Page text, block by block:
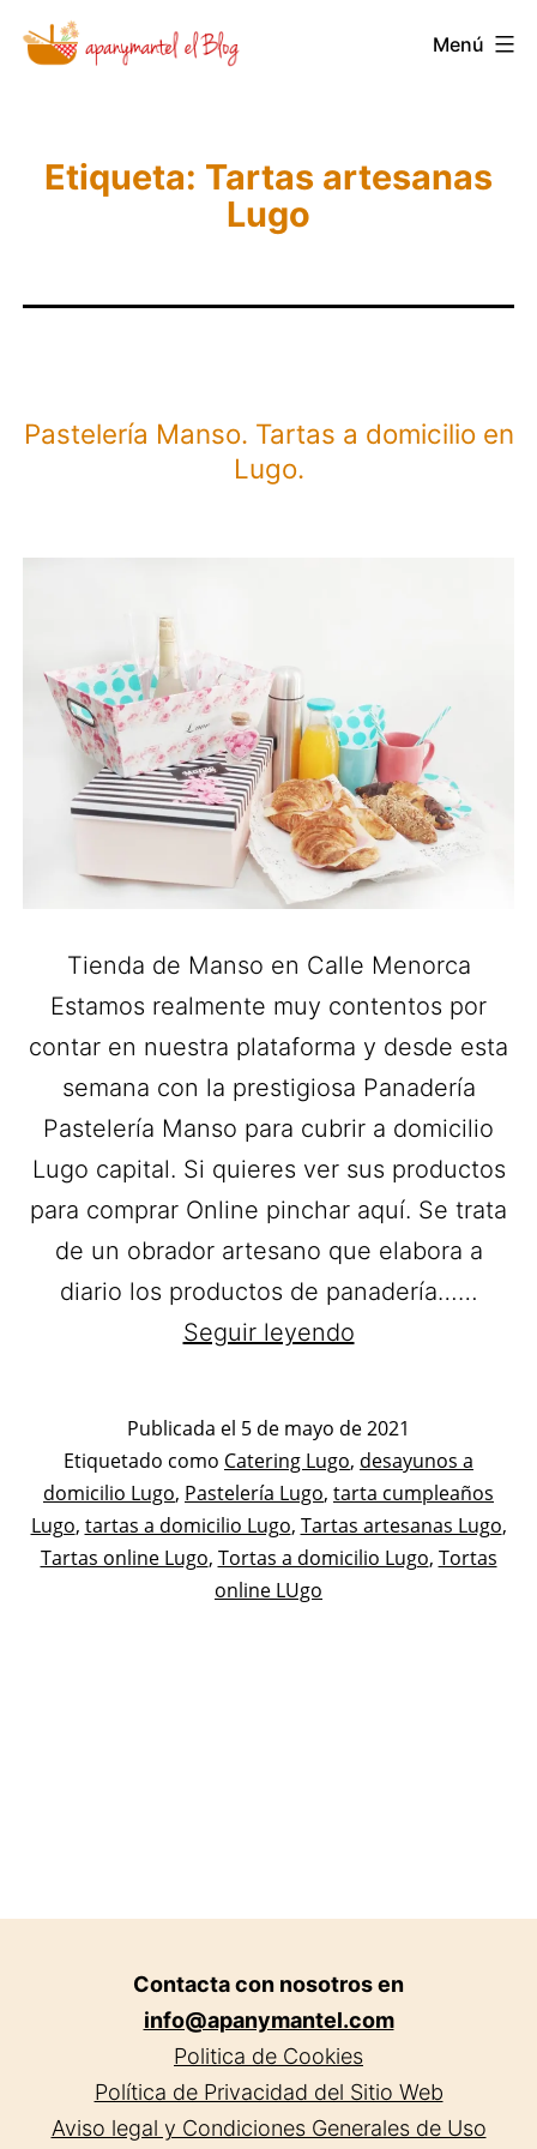
Saltar
Novedades
Menú
Etiqueta: Tartas artesanas
Lugo
Pastelería Manso. Tartas a domicilio en
Lugo.
Tienda de Manso en Calle Menorca
Estamos realmente muy contentos por
contar en nuestra plataforma y desde esta
semana con la prestigiosa Panadería
Pastelería Manso para cubrir a domicilio
Lugo capital. Si quieres ver sus productos
para comprar Online pinchar aquí. Se trata
de un obrador artesano que elabora a
diario los productos de panadería……
Seguir leyendoPastelería
a
domicilio
en
Lugo.
Publicada el 5 de mayo de 2021
Categorizado
como
Pastelerías
Asociadas
Etiquetado como Catering Lugo, desayunos a
domicilio Lugo, Pastelería Lugo, tarta cumpleaños
Lugo, tartas a domicilio Lugo, Tartas artesanas Lugo,
Tartas online Lugo, Tortas a domicilio Lugo, Tortas
online LUgo
Contacta con nosotros en
info@apanymantel.com
Politica de Cookies
Política de Privacidad del Sitio Web
Aviso legal y Condiciones Generales de Uso